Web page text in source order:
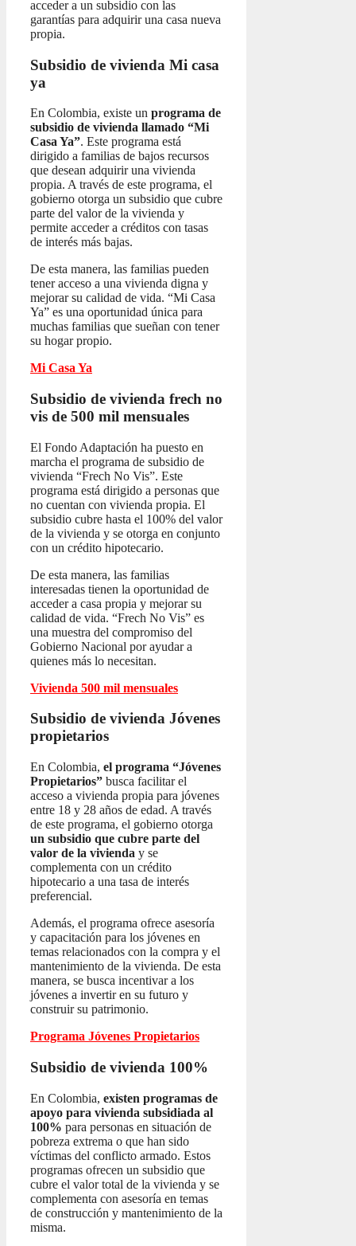
acceder a un subsidio con las
garantías para adquirir una casa nueva
propia.
Subsidio de vivienda Mi casa
ya
En Colombia, existe un programa de
subsidio de vivienda llamado “Mi
Casa Ya”. Este programa está
dirigido a familias de bajos recursos
que desean adquirir una vivienda
propia. A través de este programa, el
gobierno otorga un subsidio que cubre
parte del valor de la vivienda y
permite acceder a créditos con tasas
de interés más bajas.
De esta manera, las familias pueden
tener acceso a una vivienda digna y
mejorar su calidad de vida. “Mi Casa
Ya” es una oportunidad única para
muchas familias que sueñan con tener
su hogar propio.
Mi Casa Ya
Subsidio de vivienda frech no
vis de 500 mil mensuales
El Fondo Adaptación ha puesto en
marcha el programa de subsidio de
vivienda “Frech No Vis”. Este
programa está dirigido a personas que
no cuentan con vivienda propia. El
subsidio cubre hasta el 100% del valor
de la vivienda y se otorga en conjunto
con un crédito hipotecario.
De esta manera, las familias
interesadas tienen la oportunidad de
acceder a casa propia y mejorar su
calidad de vida. “Frech No Vis” es
una muestra del compromiso del
Gobierno Nacional por ayudar a
quienes más lo necesitan.
Vivienda 500 mil mensuales
Subsidio de vivienda Jóvenes
propietarios
En Colombia, el programa “Jóvenes
Propietarios” busca facilitar el
acceso a vivienda propia para jóvenes
entre 18 y 28 años de edad. A través
de este programa, el gobierno otorga
un subsidio que cubre parte del
valor de la vivienda y se
complementa con un crédito
hipotecario a una tasa de interés
preferencial.
Además, el programa ofrece asesoría
y capacitación para los jóvenes en
temas relacionados con la compra y el
mantenimiento de la vivienda. De esta
manera, se busca incentivar a los
jóvenes a invertir en su futuro y
construir su patrimonio.
Programa Jóvenes Propietarios
Subsidio de vivienda 100%
En Colombia, existen programas de
apoyo para vivienda subsidiada al
100% para personas en situación de
pobreza extrema o que han sido
víctimas del conflicto armado. Estos
programas ofrecen un subsidio que
cubre el valor total de la vivienda y se
complementa con asesoría en temas
de construcción y mantenimiento de la
misma.